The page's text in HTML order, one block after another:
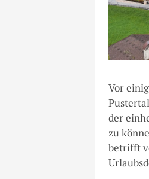
Vor
der
zu
betrifft